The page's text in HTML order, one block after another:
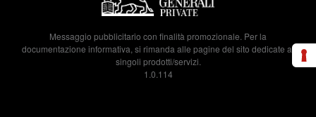
Messaggio pubblicitario con finalità promozionale. Per la
documentazione informativa, si rimanda alle pagine del sito dedicate ai
singoli prodotti/servizi.
1.0.114